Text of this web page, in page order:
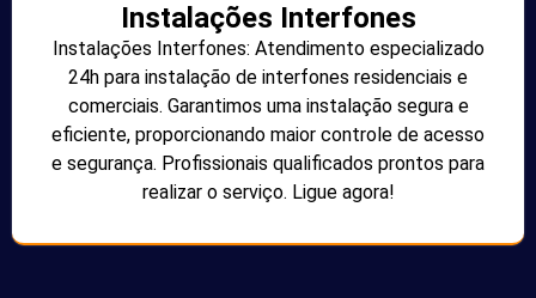
Instalações Interfones
Instalações Interfones: Atendimento especializado
24h para instalação de interfones residenciais e
comerciais. Garantimos uma instalação segura e
eficiente, proporcionando maior controle de acesso
e segurança. Profissionais qualificados prontos para
realizar o serviço. Ligue agora!